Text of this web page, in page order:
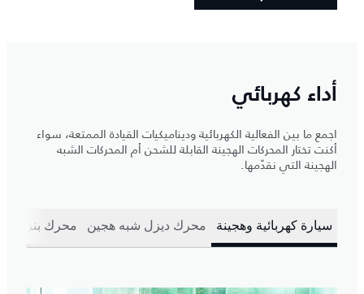
أداء كهربائي
اجمع ما بين الفعالية الكهربائية وديناميكيات القيادة الممتعة، سواء
أكنت تختار المحركات الهجينة القابلة للشحن أم المحركات الشبه
الهجينة التي نقدّمها.
سيارة كهربائية وهجينة محرك ديزل شبه هجين​ محرك بنزين